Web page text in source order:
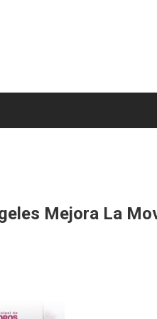
Mejora La